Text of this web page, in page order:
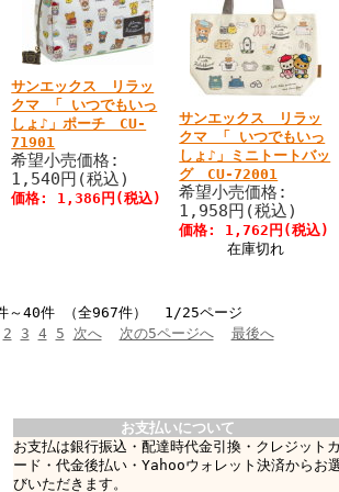
サンエックス リラッ
クマ 「 いつでもいっ
しょ♪」ポーチ CU-
71901
希望小売価格:
1,540円(税込)
価格: 1,386円(税込)
サンエックス リラッ
クマ 「 いつでもいっ
しょ♪」ミニトートバッ
グ CU-72001
希望小売価格:
1,958円(税込)
価格: 1,762円(税込)
在庫切れ
～40件 （全967件） 1/25ページ
2
3 4 5 次へ 次の5ページへ 最後へ
お支払いについて
お支払は銀行振込・配達時代金引換・クレジットカ
ード・代金後払い・Yahooウォレット決済からお
びいただきます。